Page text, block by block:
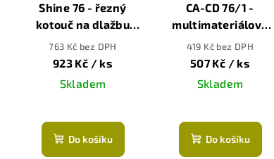
Shine 76 - řezný
kotouč na dlažbu
pro minibrusky,
76mm (extra čistý)
763 Kč bez DPH
923 Kč / ks
Skladem
Do košíku
CA-CD 76/1 -
multimateriálový
řezný kotouč, 76mm
419 Kč bez DPH
507 Kč / ks
Skladem
Do košíku